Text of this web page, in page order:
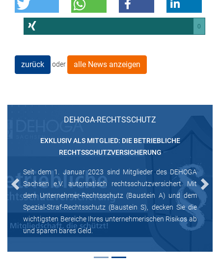
0
zurück oder alle News anzeigen
DEHOGA-RECHTSSCHUTZ
EXKLUSIV ALS MITGLIED: DIE BETRIEBLICHE
RECHTSSCHUTZVERSICHERUNG
Seit dem 1. Januar 2023 sind Mitglieder des DEHOGA
Sachsen e.V. automatisch rechtsschutzversichert. Mit
dem Unternehmer-Rechtsschutz (Baustein A) und dem
Spezial-Straf-Rechtsschutz (Baustein S), decken Sie die
wichtigsten Bereiche Ihres unternehmerischen Risikos ab
und sparen bares Geld.
Previous Next